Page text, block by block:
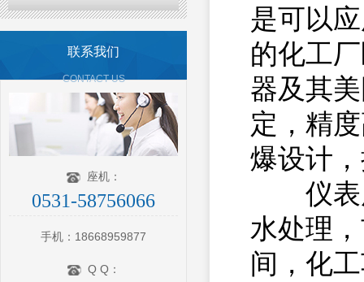
联系我们
CONTACT US
座机：
0531-58756066
手机：18668959877
Q Q：
是可以
的化工
器及其
定，精
爆设计
仪表广
水处理
间，化